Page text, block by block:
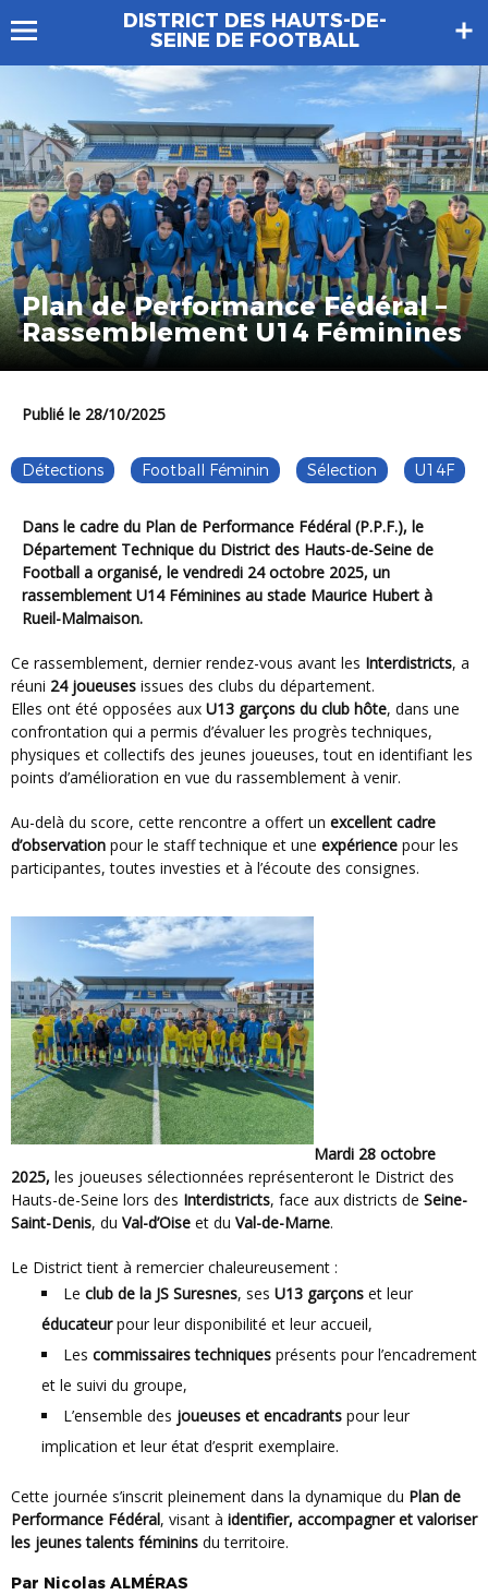
DISTRICT DES HAUTS-DE-
SEINE DE FOOTBALL
Plan de Performance Fédéral –
Rassemblement U14 Féminines
Publié le 28/10/2025
Détections Football Féminin Sélection U14F
Dans le cadre du Plan de Performance Fédéral (P.P.F.), le
Département Technique du District des Hauts-de-Seine de
Football a organisé, le vendredi 24 octobre 2025, un
rassemblement U14 Féminines au stade Maurice Hubert à
Rueil-Malmaison.
Ce rassemblement, dernier rendez-vous avant les Interdistricts, a
réuni 24 joueuses issues des clubs du département.
Elles ont été opposées aux U13 garçons du club hôte, dans une
confrontation qui a permis d’évaluer les progrès techniques,
physiques et collectifs des jeunes joueuses, tout en identifiant les
points d’amélioration en vue du rassemblement à venir.
Au-delà du score, cette rencontre a offert un excellent cadre
d’observation pour le staff technique et une expérience pour les
participantes, toutes investies et à l’écoute des consignes.
Mardi 28 octobre
2025, les joueuses sélectionnées représenteront le District des
Hauts-de-Seine lors des Interdistricts, face aux districts de Seine-
Saint-Denis, du Val-d’Oise et du Val-de-Marne.
Le District tient à remercier chaleureusement :
Le club de la JS Suresnes, ses U13 garçons et leur
éducateurpour leur disponibilité et leur accueil,
Les commissaires techniques présents pour l’encadrement
et le suivi du groupe,
L’ensemble des joueuses et encadrants pour leur
implication et leur état d’esprit exemplaire.
Cette journée s’inscrit pleinement dans la dynamique du Plan de
Performance Fédéral, visant à identifier, accompagner et valoriser
les jeunes talents féminins du territoire.
Par Nicolas ALMÉRAS